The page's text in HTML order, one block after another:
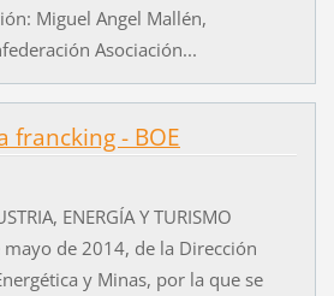
Miguel Angel Mallén,
Asociación...
francking - BOE
ENERGÍA Y TURISMO
de 2014, de la Dirección
y Minas, por la que se